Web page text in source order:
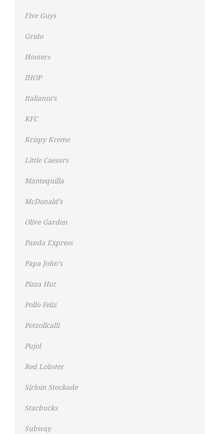
Five Guys
Grido
Hooters
IHOP
Italianni’s
KFC
Krispy Kreme
Little Caesars
Mantequilla
McDonald’s
Olive Garden
Panda Express
Papa John’s
Pizza Hut
Pollo Feliz
Potzollcalli
Pujol
Red Lobster
Sirloin Stockade
Starbucks
Subway